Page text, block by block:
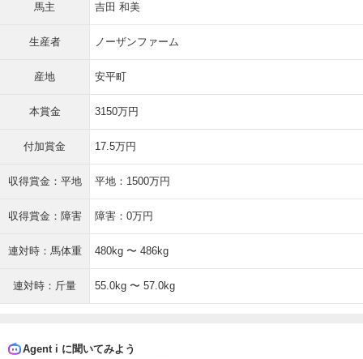
馬主 吉田 和美
生産者 ノーザンファーム
産地 安平町
本賞金 3150万円
付加賞金 17.5万円
収得賞金：平地 平地：1500万円
収得賞金：障害 障害：0万円
連対時：馬体重 480kg 〜 486kg
連対時：斤量 55.0kg 〜 57.0kg
Agent i に聞いてみよう